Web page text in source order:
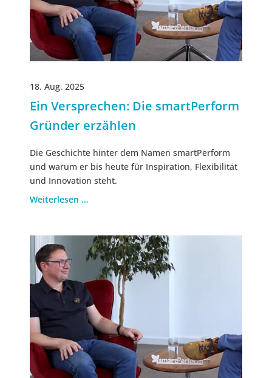
18. Aug. 2025
Ein Versprechen: Die smartPerform
Gründer erzählen
Die Geschichte hinter dem Namen smartPerform
und warum er bis heute für Inspiration, Flexibilität
und Innovation steht.
Weiterlesen …